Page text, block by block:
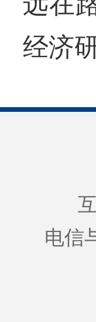
经济
电信